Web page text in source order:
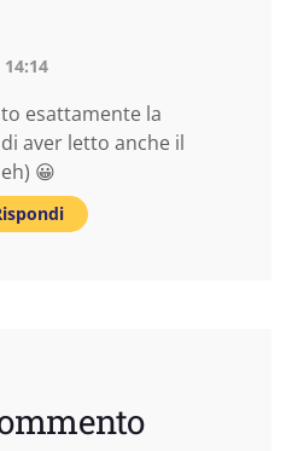
esattamente la
aver letto anche il
😀